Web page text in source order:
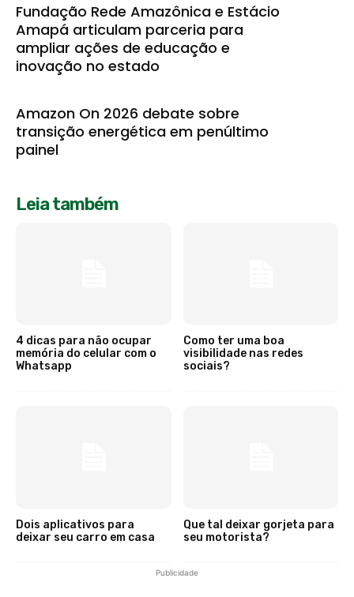
Fundação Rede Amazônica e Estácio
Amapá articulam parceria para
ampliar ações de educação e
inovação no estado
Amazon On 2026 debate sobre
transição energética em penúltimo
painel
Leia também
4 dicas para não ocupar
memória do celular com o
Whatsapp
Como ter uma boa
visibilidade nas redes
sociais?
Dois aplicativos para
deixar seu carro em casa
Que tal deixar gorjeta para
seu motorista?
Publicidade